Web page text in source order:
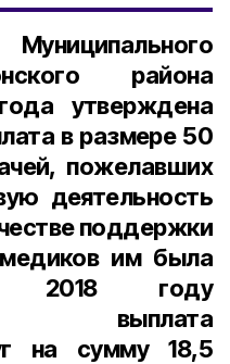
района
утверждена
в размере50
пожелавших
деятельность
поддержки
им была
2018 году
выплата
на сумму18,5